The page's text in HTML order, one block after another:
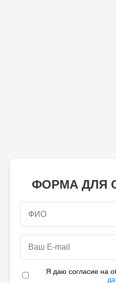
ФОРМА ДЛЯ
Я даю согласие на